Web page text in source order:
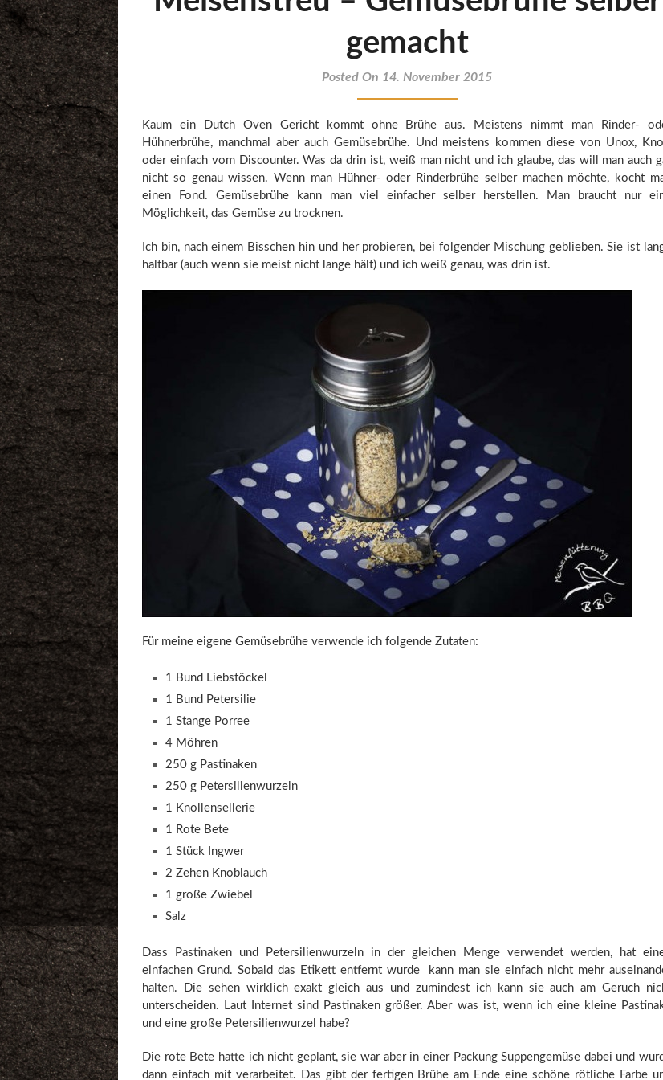
gemacht
Posted On 14. November 2015
Kaum ein Dutch Oven Gericht kommt ohne Brühe aus. Meistens nimmt man Rinder-
Hühnerbrühe, manchmal aber auch Gemüsebrühe. Und meistens kommen diese von Unox,
oder einfach vom Discounter. Was da drin ist, weiß man nicht und ich glaube, das will man auch
nicht so genau wissen. Wenn man Hühner- oder Rinderbrühe selber machen möchte, kocht
einen Fond. Gemüsebrühe kann man viel einfacher selber herstellen. Man braucht nur
Möglichkeit, das Gemüse zu trocknen.
Ich bin, nach einem Bisschen hin und her probieren, bei folgender Mischung geblieben. Sie ist
haltbar (auch wenn sie meist nicht lange hält) und ich weiß genau, was drin ist.
Für meine eigene Gemüsebrühe verwende ich folgende Zutaten:
1 Bund Liebstöckel
1 Bund Petersilie
1 Stange Porree
4 Möhren
250 g Pastinaken
250 g Petersilienwurzeln
1 Knollensellerie
1 Rote Bete
1 Stück Ingwer
2 Zehen Knoblauch
1 große Zwiebel
Salz
Dass Pastinaken und Petersilienwurzeln in der gleichen Menge verwendet werden, hat
einfachen Grund. Sobald das Etikett entfernt wurde kann man sie einfach nicht mehr
halten. Die sehen wirklich exakt gleich aus und zumindest ich kann sie auch am Geruch
unterscheiden. Laut Internet sind Pastinaken größer. Aber was ist, wenn ich eine kleine
und eine große Petersilienwurzel habe?
Die rote Bete hatte ich nicht geplant, sie war aber in einer Packung Suppengemüse dabei und
dann einfach mit verarbeitet. Das gibt der fertigen Brühe am Ende eine schöne rötliche Farbe